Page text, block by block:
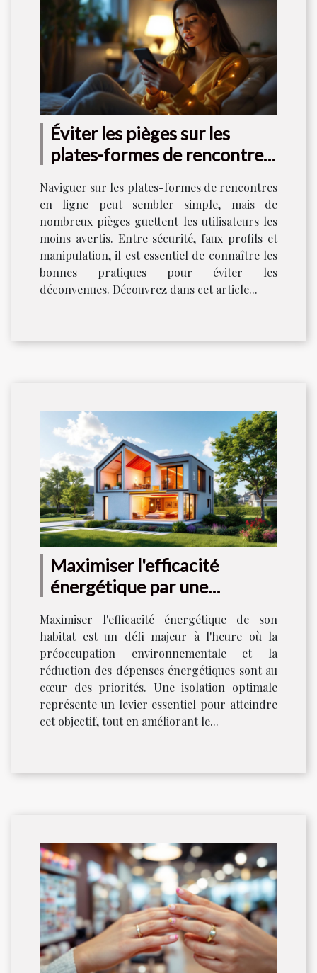
Éviter les pièges sur les
plates-formes de rencontres
Naviguer sur les plates-formes de rencontres
en ligne peut sembler simple, mais de
nombreux pièges guettent les utilisateurs les
moins avertis. Entre sécurité, faux profils et
manipulation, il est essentiel de connaître les
bonnes pratiques pour éviter les
déconvenues. Découvrez dans cet article...
Maximiser l'efficacité
énergétique par une
Maximiser l'efficacité énergétique de son
habitat est un défi majeur à l'heure où la
préoccupation environnementale et la
réduction des dépenses énergétiques sont au
cœur des priorités. Une isolation optimale
représente un levier essentiel pour atteindre
cet objectif, tout en améliorant le...